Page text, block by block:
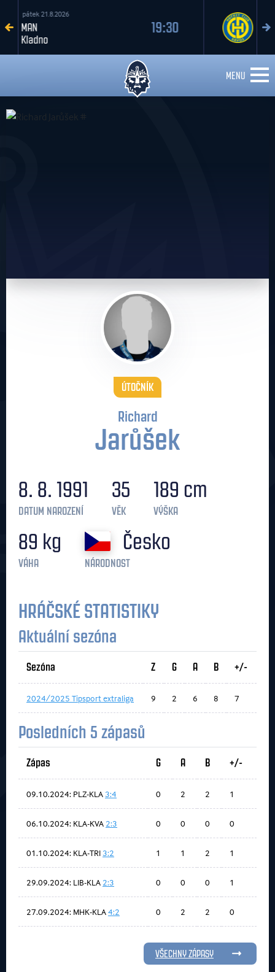
17:30
MENU
ÚTOČNÍK
Richard
Jarůšek
8. 8. 1991
DATUM NAROZENÍ
35
VĚK
189 cm
VÝŠKA
89 kg
VÁHA
Česko
NÁRODNOST
HRÁČSKÉ STATISTIKY
Aktuální sezóna
Sezóna Z G A B +/-
2024/2025 Tipsport extraliga 9 2 6 8 7
Posledních 5 zápasů
Zápas G A B +/-
09.10.2024: PLZ-KLA3:4 0 2 2 1
06.10.2024: KLA-KVA 2:3 0 0 0 0
01.10.2024: KLA-TRI3:2 1 1 2 1
29.09.2024: LIB-KLA 2:3 0 0 0 1
27.09.2024: MHK-KLA4:2 0 2 2 0
VŠECHNY ZÁPASY